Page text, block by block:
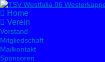
Home
Verein
Vorstand
Mitgliedschaft
Mailkontakt
Sponsoren